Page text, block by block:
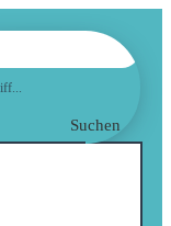
Suchen